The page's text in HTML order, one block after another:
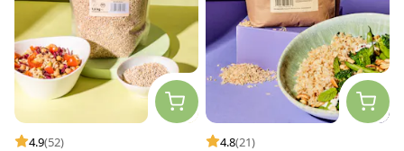
4.9(52) 4.8(21)